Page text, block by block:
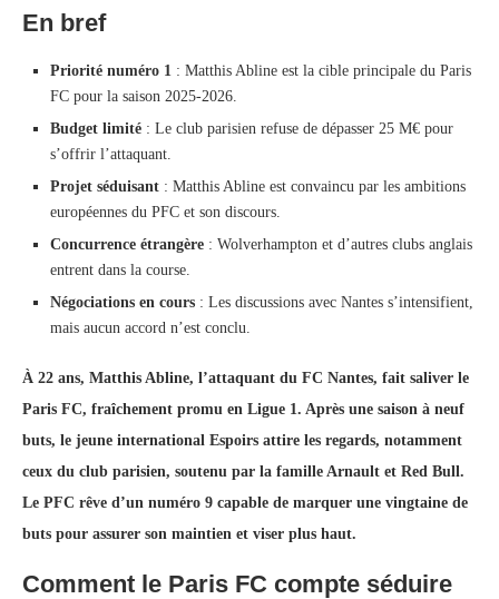
En bref
Priorité numéro 1 : Matthis Abline est la cible principale du Paris
FC pour la saison 2025-2026.
Budget limité : Le club parisien refuse de dépasser 25 M€ pour
s’offrir l’attaquant.
Projet séduisant : Matthis Abline est convaincu par les ambitions
européennes du PFC et son discours.
Concurrence étrangère : Wolverhampton et d’autres clubs anglais
entrent dans la course.
Négociations en cours : Les discussions avec Nantes s’intensifient,
mais aucun accord n’est conclu.
À 22 ans, Matthis Abline, l’attaquant du FC Nantes, fait saliver le
Paris FC, fraîchement promu en Ligue 1. Après une saison à neuf
buts, le jeune international Espoirs attire les regards, notamment
ceux du club parisien, soutenu par la famille Arnault et Red Bull.
Le PFC rêve d’un numéro 9 capable de marquer une vingtaine de
buts pour assurer son maintien et viser plus haut.
Comment le Paris FC compte séduire